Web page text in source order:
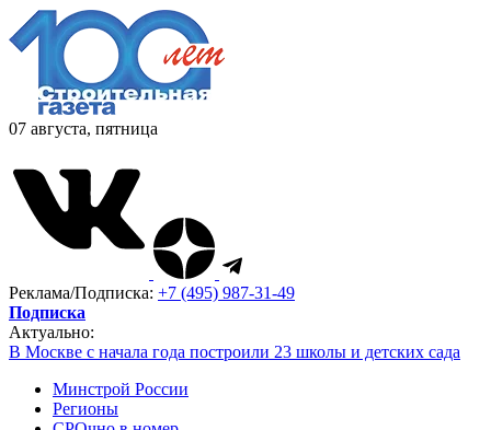
07 августа, пятница
Реклама/Подписка: +7 (495) 987-31-49
Подписка
Актуально:
В Москве с начала года построили 23 школы и детских сада
Минстрой России
Регионы